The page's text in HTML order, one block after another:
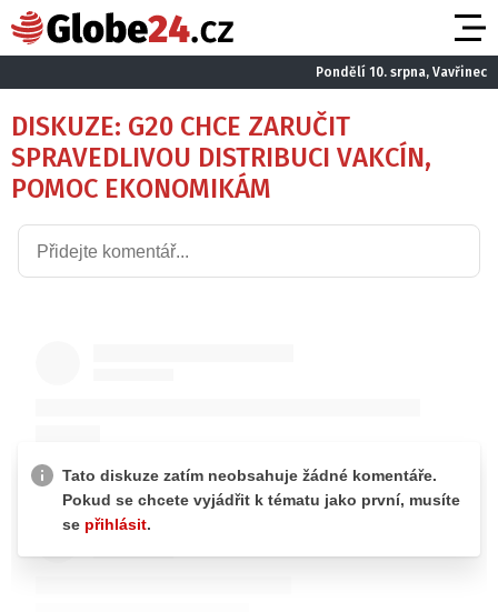
Pondělí 10. srpna, Vavřinec
DISKUZE: G20 CHCE ZARUČIT
SPRAVEDLIVOU DISTRIBUCI VAKCÍN,
POMOC EKONOMIKÁM